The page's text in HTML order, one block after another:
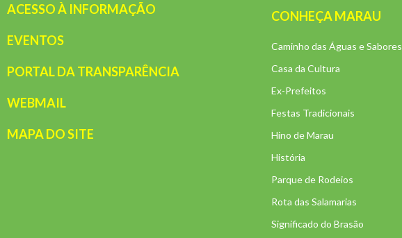
ACESSO À INFORMAÇÃO
EVENTOS
PORTAL DA TRANSPARÊNCIA
WEBMAIL
MAPA DO SITE
CONHEÇA MARAU
Caminho das Águas e Sabores
Casa da Cultura
Ex-Prefeitos
Festas Tradicionais
Hino de Marau
História
Parque de Rodeios
Rota das Salamarias
Significado do Brasão